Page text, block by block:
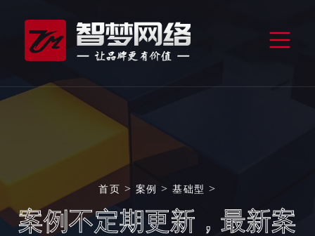
首页 > 案例 >基础型 >
案例不定期更新，最新案